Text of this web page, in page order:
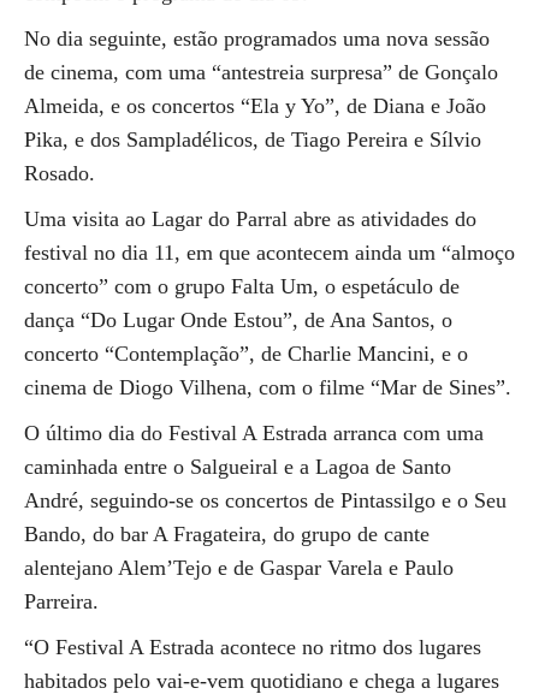
No dia seguinte, estão programados uma nova sessão
de cinema, com uma “antestreia surpresa” de Gonçalo
Almeida, e os concertos “Ela y Yo”, de Diana e João
Pika, e dos Sampladélicos, de Tiago Pereira e Sílvio
Rosado.
Uma visita ao Lagar do Parral abre as atividades do
festival no dia 11, em que acontecem ainda um “almoço
concerto” com o grupo Falta Um, o espetáculo de
dança “Do Lugar Onde Estou”, de Ana Santos, o
concerto “Contemplação”, de Charlie Mancini, e o
cinema de Diogo Vilhena, com o filme “Mar de Sines”.
O último dia do Festival A Estrada arranca com uma
caminhada entre o Salgueiral e a Lagoa de Santo
André, seguindo-se os concertos de Pintassilgo e o Seu
Bando, do bar A Fragateira, do grupo de cante
alentejano Alem’Tejo e de Gaspar Varela e Paulo
Parreira.
“O Festival A Estrada acontece no ritmo dos lugares
habitados pelo vai-e-vem quotidiano e chega a lugares